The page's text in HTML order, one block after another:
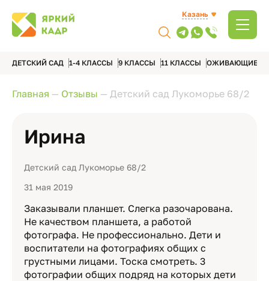
Казань
ДЕТСКИЙ САД 1-4 КЛАССЫ 9 КЛАССЫ 11 КЛАССЫ ОЖИВАЮЩИЕ
Главная — Отзывы — Детский сад Лукоморье 68/2
Ирина
Детский сад Лукоморье 68/2
31 мая 2019
Заказывали планшет. Слегка разочарована.
Не качеством планшета, а работой
фотографа. Не профессионально. Дети и
воспитатели на фотографиях общих с
грустными лицами. Тоска смотреть. 3
фотографии общих подряд на которых дети